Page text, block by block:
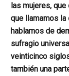
las mujeres,
que llamamos la
hablamos de
sufragio
veinticinco
también una